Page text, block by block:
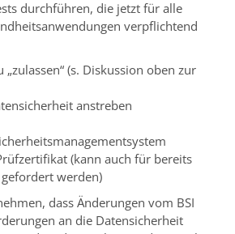
durchführen, die jetzt für alle
verpflichtend
„zulassen“ (s. Diskussion oben zur
anstreben
(kann auch für bereits
werden)
dass Änderungen vom BSI
an die Datensicherheit